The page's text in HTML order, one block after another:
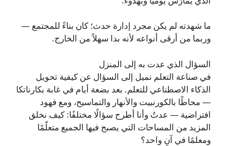
ما شهدته لم يكن مجرد إدارة حدث؛ كان بناءً للمجتمع —
وربما من أرقى أنواعه لأنه بدا سهلاً من الخارج.
السؤال الذي عدت به إلى المنزل
في صناعة التعلم نميل إلى السؤال عن كيفية تحويل
الذكاء الاصطناعي للتعلم. بعد بضعة أيام في غابة بكارناتكا
— محاطًا بالكورنبيت والأنهار والتماسيح، ومع فهود
افتراضية — عدتُ وأنا أطرح سؤالًا مختلفًا: كيف نخلق
المزيد من المساحات التي يصبح فيها الجميع متعلّمًا
ومعلمًا في آنٍ واحد؟